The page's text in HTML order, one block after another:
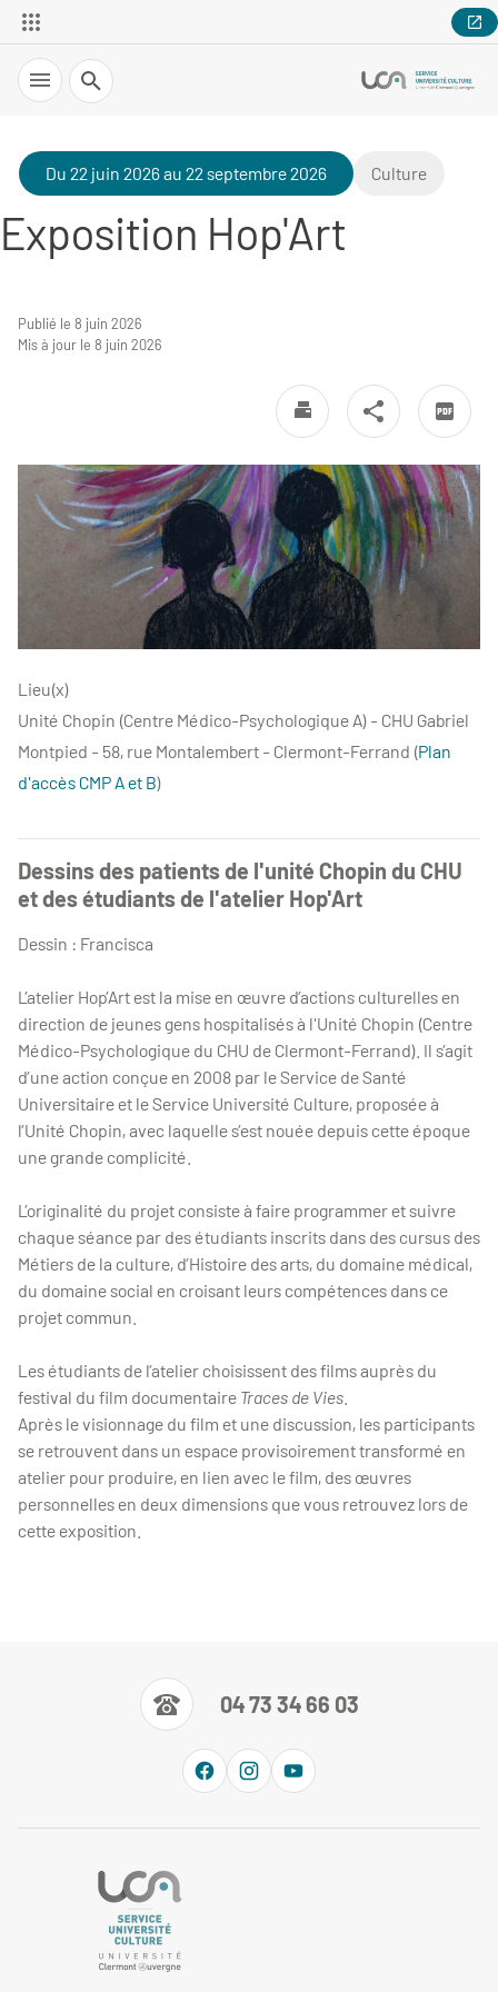
Recherche
Du 22 juin 2026 au 22 septembre 2026 Culture
Exposition Hop'Art
Publié le 8 juin 2026
Mis à jour le 8 juin 2026
Lieu(x)
Unité Chopin (Centre Médico-Psychologique A) - CHU Gabriel
Montpied - 58, rue Montalembert - Clermont-Ferrand (Plan
d'accès CMP A et B)
Dessins des patients de l'unité Chopin du CHU
et des étudiants de l'atelier Hop'Art
Dessin : Francisca
L’atelier Hop’Art est la mise en œuvre d’actions culturelles en
direction de jeunes gens hospitalisés à l'Unité Chopin (Centre
Médico-Psychologique du CHU de Clermont-Ferrand). Il s’agit
d’une action conçue en 2008 par le Service de Santé
Universitaire et le Service Université Culture, proposée à
l’Unité Chopin, avec laquelle s’est nouée depuis cette époque
une grande complicité.
L’originalité du projet consiste à faire programmer et suivre
chaque séance par des étudiants inscrits dans des cursus des
Métiers de la culture, d’Histoire des arts, du domaine médical,
du domaine social en croisant leurs compétences dans ce
projet commun.
Les étudiants de l’atelier choisissent des films auprès du
festival du film documentaire Traces de Vies
Après le visionnage du film et une discussion, les participants
se retrouvent dans un espace provisoirement transformé en
atelier pour produire, en lien avec le film, des œuvres
personnelles en deux dimensions que vous retrouvez lors de
cette exposition.
04 73 34 66 03